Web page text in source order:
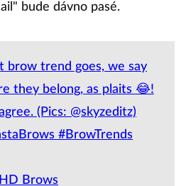
bude dávno pasé.
brow trend goes, we say
they belong, as plaits 😂!
(Pics: @skyzeditz)
#BrowTrends
HD Brows